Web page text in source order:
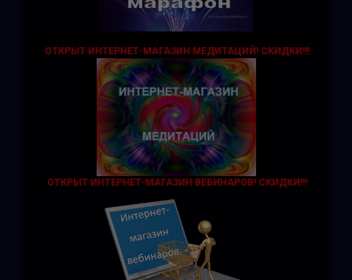
ОТКРЫТ ИНТЕРНЕТ-МАГАЗИН МЕДИТАЦИЙ! СКИДКИ!!!
ОТКРЫТ ИНТЕРНЕТ-МАГАЗИН ВЕБИНАРОВ! СКИДКИ!!!